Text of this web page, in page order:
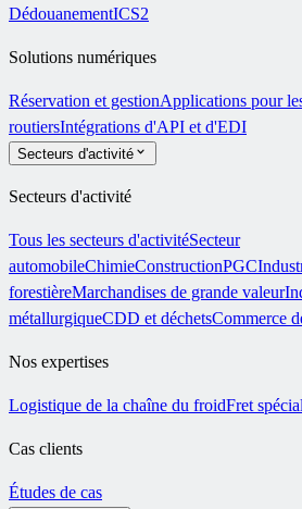
DédouanementICS2
Solutions numériques
Réservation et gestionApplications pour
routiersIntégrations d'API et d'EDI
Secteurs d'activité
Secteurs d'activité
Tous les secteurs d'activitéSecteur
automobileChimieConstructionPGC
forestièreMarchandises de grande valeur
métallurgiqueCDD et déchetsCommerce
Nos expertises
Logistique de la chaîne du froidFret spécial
Cas clients
Études de cas